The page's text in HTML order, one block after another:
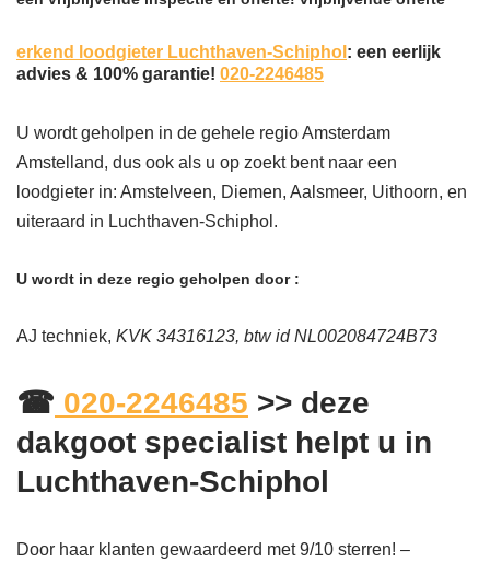
erkend loodgieter Luchthaven-Schiphol : een eerlijk
advies & 100% garantie! 020-2246485
U wordt geholpen in de gehele regio Amsterdam
Amstelland, dus ook als u op zoekt bent naar een
loodgieter in: Amstelveen, Diemen, Aalsmeer, Uithoorn, en
uiteraard in Luchthaven-Schiphol.
U wordt in deze regio geholpen door :
AJ techniek, KVK 34316123, btw id NL002084724B73
☎ 020-2246485 >> deze
dakgoot specialist helpt u in
Luchthaven-Schiphol
Door haar klanten gewaardeerd met 9/10 sterren! –